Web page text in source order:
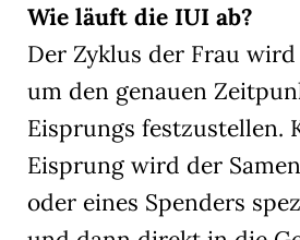
Wie läuft die IUI ab?
Der Zyklus der Frau
um den genauen
Eisprungs festzustellen.
Eisprung wird der
oder eines Spenders